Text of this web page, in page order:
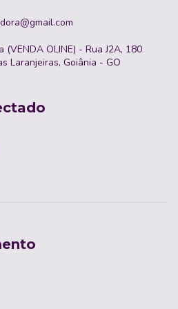
OLINE) - Rua J2A, 180
Laranjeiras, Goiânia - GO